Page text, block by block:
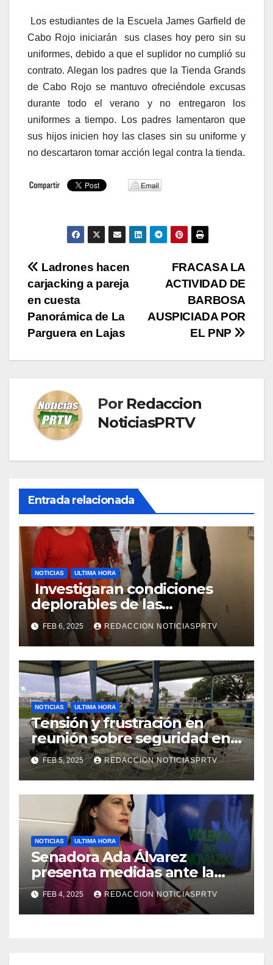
Los estudiantes de la Escuela James Garfield de
Cabo Rojo iniciarán sus clases hoy pero sin su
uniformes, debido a que el suplidor no cumplió su
contrato. Alegan los padres que la Tienda Grands
de Cabo Rojo se mantuvo ofreciéndole excusas
durante todo el verano y no entregaron los
uniformes a tiempo. Los padres lamentaron que
sus hijos inicien hoy las clases sin su uniforme y
no descartaron tomar acción legal contra la tienda.
Navegación
de
entradas
FRACASA LA
ACTIVIDAD DE
BARBOSA
AUSPICIADA POR
EL PNP
Ladrones hacen
carjacking a pareja
en cuesta
Panorámica de La
Parguera en Lajas
Por Redaccion
NoticiasPRTV
Entrada relacionada
NOTICIAS ULTIMA HORA
Investigaran condiciones
deplorables de las
facilidades el Departamento
de la Salud en Mayagüez
FEB 6, 2025 REDACCION NOTICIASPRTV
NOTICIAS ULTIMA HORA
Tensión y frustración en
reunión sobre seguridad en
Reparto Metropolitano
FEB 5, 2025 REDACCION NOTICIASPRTV
NOTICIAS ULTIMA HORA
Senadora Ada Álvarez
presenta medidas ante la
violencia en el noviazgo
FEB 4, 2025 REDACCION NOTICIASPRTV